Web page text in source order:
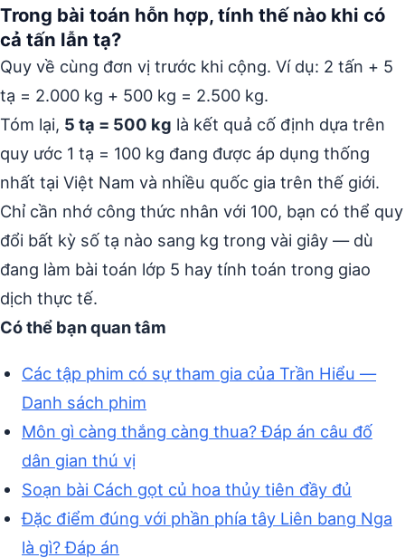
Trong bài toán hỗn hợp, tính thế nào khi có
cả tấn lẫn tạ?
Quy về cùng đơn vị trước khi cộng. Ví dụ: 2 tấn + 5
tạ = 2.000 kg + 500 kg = 2.500 kg.
Tóm lại, 5 tạ = 500 kg là kết quả cố định dựa trên
quy ước 1 tạ = 100 kg đang được áp dụng thống
nhất tại Việt Nam và nhiều quốc gia trên thế giới.
Chỉ cần nhớ công thức nhân với 100, bạn có thể quy
đổi bất kỳ số tạ nào sang kg trong vài giây — dù
đang làm bài toán lớp 5 hay tính toán trong giao
dịch thực tế.
Có thể bạn quan tâm
Các tập phim có sự tham gia của Trần Hiểu —
Danh sách phim
Môn gì càng thắng càng thua? Đáp án câu đố
dân gian thú vị
Soạn bài Cách gọt củ hoa thủy tiên đầy đủ
Đặc điểm đúng với phần phía tây Liên bang Nga
là gì? Đáp án